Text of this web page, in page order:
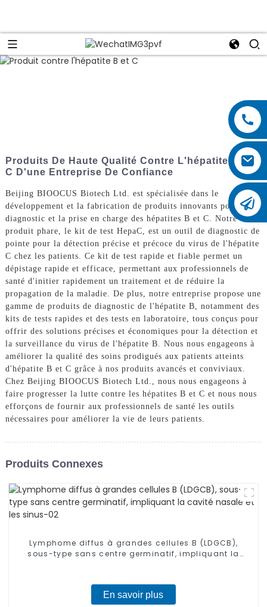
Produits De Haute Qualité Contre L'hépatite B Et
C D'une Entreprise De Confiance
Beijing BIOOCUS Biotech Ltd. est spécialisée dans le
développement et la fabrication de produits innovants pour le
diagnostic et la prise en charge des hépatites B et C. Notre
produit phare, le kit de test HepaC, est un outil de diagnostic de
pointe pour la détection précise et précoce du virus de l'hépatite
C chez les patients. Ce kit de test rapide et fiable permet un
dépistage rapide et efficace, permettant aux professionnels de
santé d'initier rapidement un traitement et de réduire la
propagation de la maladie. De plus, notre entreprise propose une
gamme de produits de diagnostic de l'hépatite B, notamment des
kits de tests rapides et des tests en laboratoire, tous conçus pour
offrir des solutions précises et économiques pour la détection et
la surveillance du virus de l'hépatite B. Nous nous engageons à
améliorer la qualité des soins prodigués aux patients atteints
d'hépatite B et C grâce à nos produits avancés et conviviaux.
Chez Beijing BIOOCUS Biotech Ltd., nous nous engageons à
faire progresser la lutte contre les hépatites B et C et nous nous
efforçons de fournir aux professionnels de santé les outils
nécessaires pour améliorer la vie de leurs patients.
Produits Connexes
Lymphome diffus à grandes cellules B (LDGCB),
sous-type sans centre germinatif, impliquant la
En savoir plus